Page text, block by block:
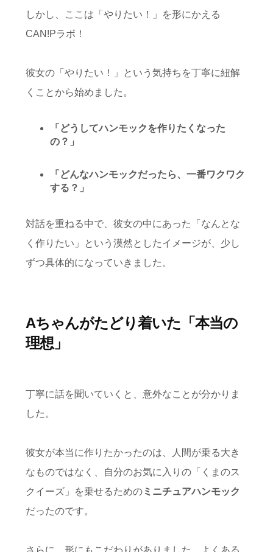
しかし、ここは「やりたい！」を形にかえる
CAN!Pラボ！
彼女の「やりたい！」という気持ちを丁寧に紐解
くことから始めました。
「どうしてハンモックを作りたくなった
の？」
「どんなハンモックだったら、一番ワクワク
する？」
対話を重ねる中で、彼女の中にあった「なんとな
く作りたい」という漠然としたイメージが、少し
ずつ具体的になっていきました。
Aちゃんがたどり着いた「本当の
理想」
丁寧に話を聞いていくと、意外なことが分かりま
した。
彼女が本当に作りたかったのは、人間が乗る大き
なものではなく、自分のお気に入りの「くまのス
クイーズ」を乗せるためのミニチュアハンモック
だったのです。